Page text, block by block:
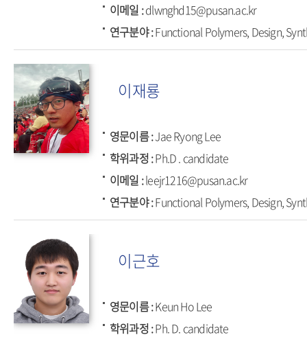
이메일 dlwnghd15@pusan.ac.kr
연구분야 Functional Polymers, Design,
이재룡
영문이름 Jae Ryong Lee
학위과정 Ph.D . candidate
이메일 leejr1216@pusan.ac.kr
연구분야 Functional Polymers, Design,
이근호
영문이름 Keun Ho Lee
학위과정 Ph. D. candidate